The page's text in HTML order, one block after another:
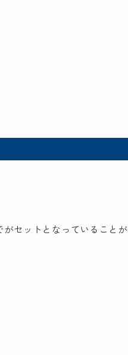
セットとなっていることが